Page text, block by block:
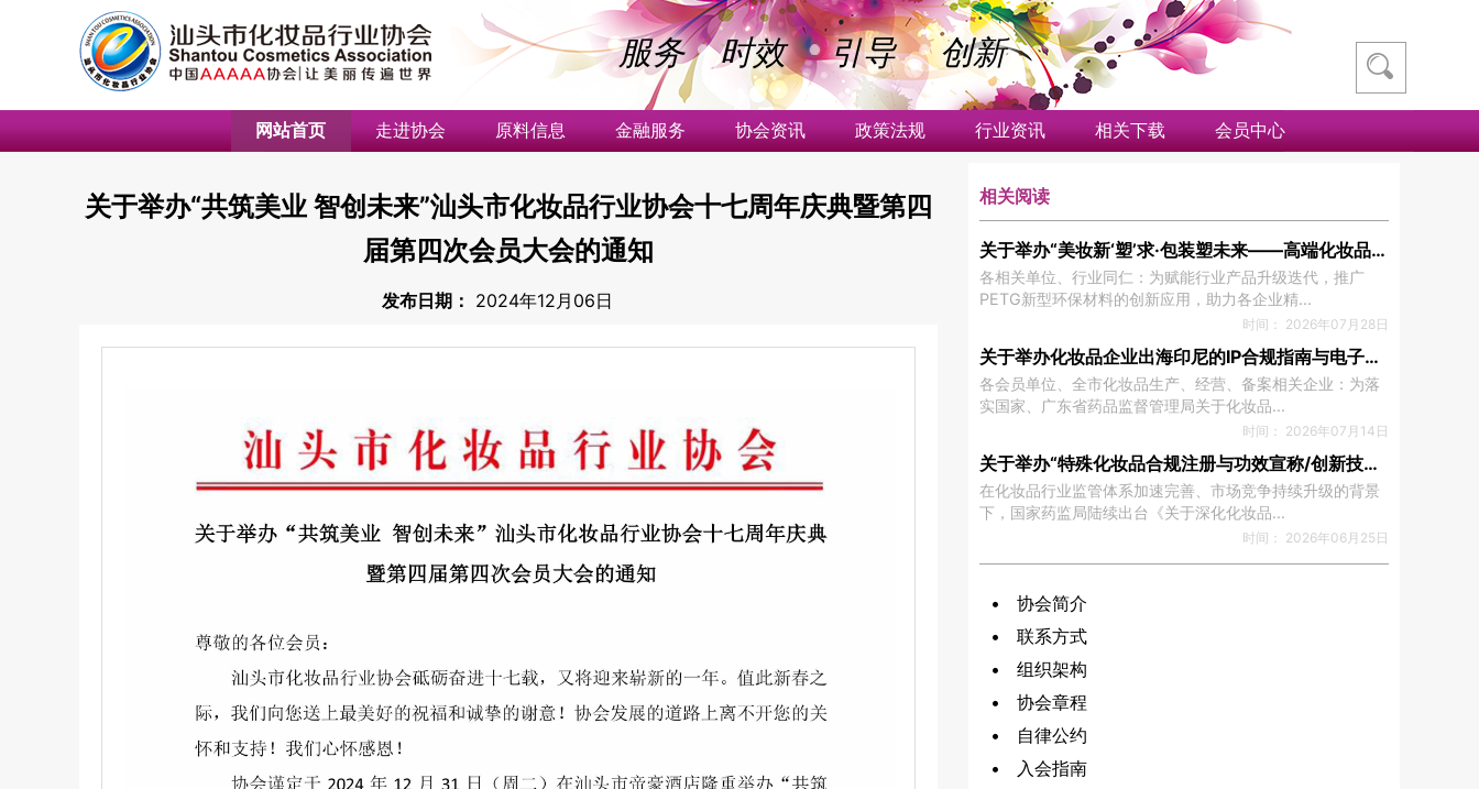
服务 时效 引导 创新
网站首页 走进协会 原料信息 金融服务 协会资讯 政策法规 行业资讯 相关下载 会员中心
关于举办“共筑美业 智创未来”汕头市化妆品行业协会十七周年庆典暨第四
届第四次会员大会的通知
发布日期： 2024年12月06日
相关阅读
关于举办“美妆新‘塑’求·包装塑未来——高端化妆品包
装材料创新推荐会”的通知
各相关单位、行业同仁：为赋能行业产品升级迭代，推广
PETG新型环保材料的创新应用，助力各企业精...
时间： 2026年07月28日
关于举办化妆品企业出海印尼的IP合规指南与电子标
签应用政策解读会的通知
各会员单位、全市化妆品生产、经营、备案相关企业：为落
实国家、广东省药品监督管理局关于化妆品...
时间： 2026年07月14日
关于举办“特殊化妆品合规注册与功效宣称/创新技术
研讨会”的通知
在化妆品行业监管体系加速完善、市场竞争持续升级的背景
下，国家药监局陆续出台《关于深化化妆品...
时间： 2026年06月25日
• 协会简介
• 联系方式
• 组织架构
• 协会章程
• 自律公约
• 入会指南